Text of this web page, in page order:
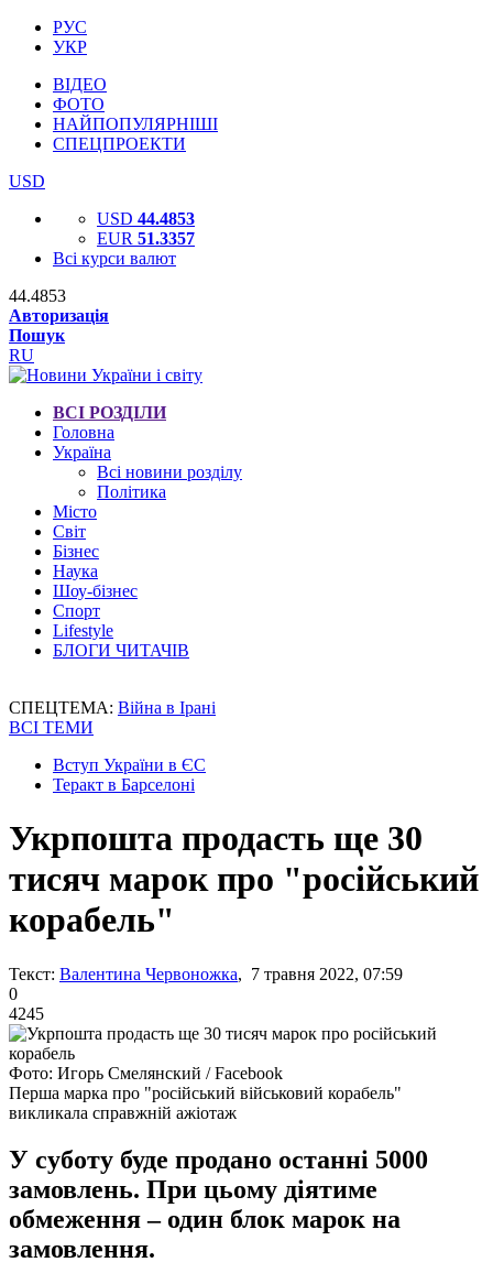
РУС
УКР
ВІДЕО
ФОТО
НАЙПОПУЛЯРНІШІ
СПЕЦПРОЕКТИ
USD
USD 44.4853
EUR 51.3357
Всі курси валют
44.4853
Авторизація
Пошук
RU
ВСІ РОЗДІЛИ
Головна
Україна
Всі новини розділу
Політика
Місто
Світ
Бізнес
Наука
Шоу-бізнес
Спорт
Lifestyle
БЛОГИ ЧИТАЧІВ
СПЕЦТЕМА: Війна в Ірані
ВСІ ТЕМИ
Вступ України в ЄС
Теракт в Барселоні
Укрпошта продасть ще 30
тисяч марок про "російський
корабель"
Текст: Валентина Червоножка, 7 травня 2022, 07:59
0
4245
Фото: Игорь Смелянский / Facebook
Перша марка про "російський військовий корабель"
викликала справжній ажіотаж
У суботу буде продано останні 5000
замовлень. При цьому діятиме
обмеження – один блок марок на
замовлення.